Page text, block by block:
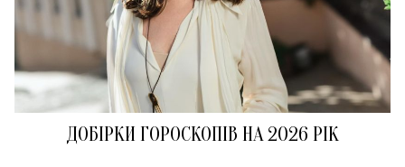
ДОБІРКИ ГОРОСКОПІВ НА 2026 РІК